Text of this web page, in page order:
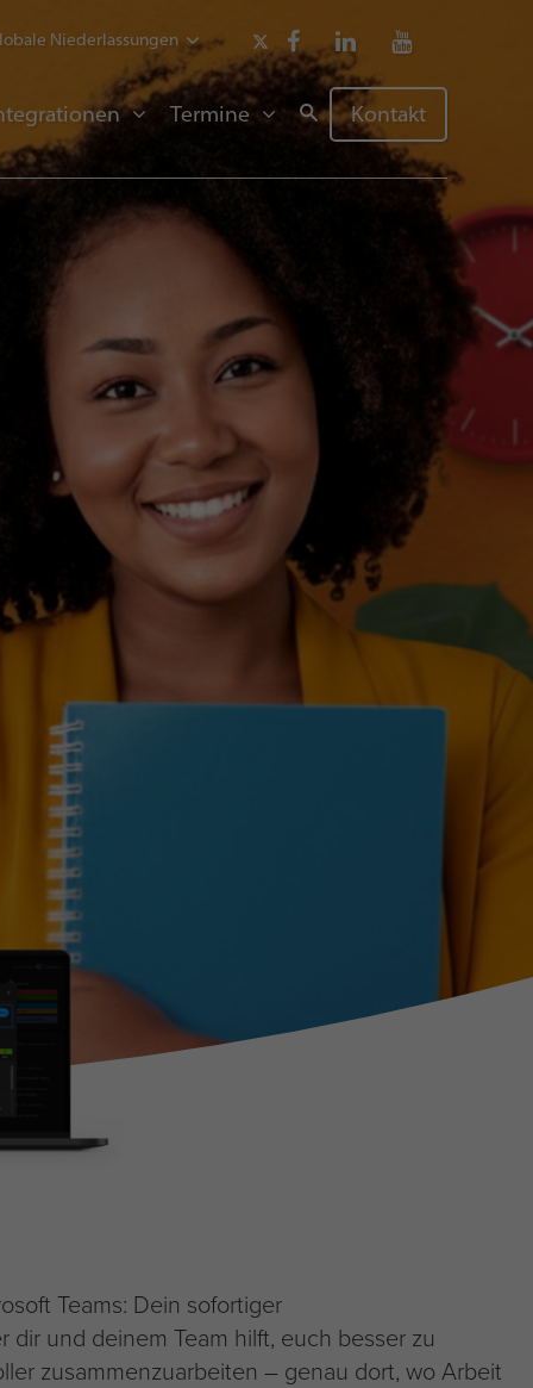
Niederlassungen
Termine Kontakt
Teams: Dein sofortiger
dir und deinem Team hilft, euch besser zu
zusammenzuarbeiten – genau dort, wo Arbeit